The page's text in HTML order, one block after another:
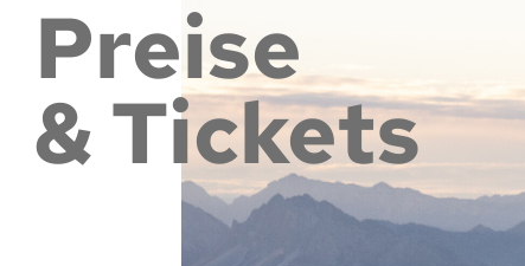
Preise
& Tickets